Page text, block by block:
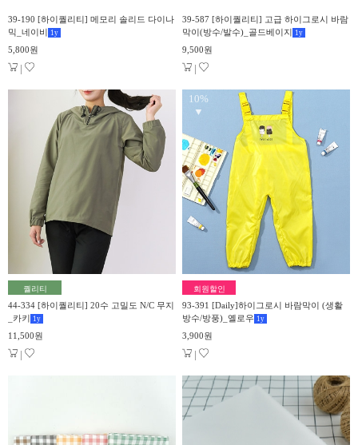
39-190 [하이퀄리티] 메모리 솔리드 다이나
믹_네이비 1 y
5,800원
|
39-587 [하이퀄리티] 고급 하이그로시 바람
막이(방수/발수)_골드베이지 1 y
9,500원
|
퀄리티
44-334 [하이퀄리티] 20수 고밀도 N/C 무지
_카키 1 y
11,500원
|
10%
▼
회원할인
93-391 [Daily]하이그로시 바람막이 (생활
방수/방풍)_옐로우 1 y
3,900원
|